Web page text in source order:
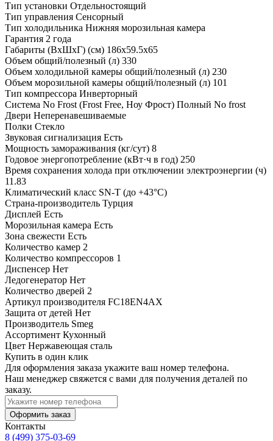
Тип установки Отдельностоящий
Тип управления Сенсорный
Тип холодильника Нижняя морозильная камера
Гарантия 2 года
Габариты (ВхШхГ) (см) 186x59.5x65
Объем общий/полезный (л) 330
Объем холодильной камеры общий/полезный (л) 230
Объем морозильной камеры общий/полезный (л) 101
Тип компрессора Инверторный
Система No Frost (Frost Free, Ноу Фрост) Полный No frost
Двери Неперенавешиваемые
Полки Стекло
Звуковая сигнализация Есть
Мощность замораживания (кг/сут) 8
Годовое энергопотребление (кВт·ч в год) 250
Время сохранения холода при отключении электроэнергии (ч)
11.83
Климатический класс SN-T (до +43°С)
Страна-производитель Турция
Дисплей Есть
Морозильная камера Есть
Зона свежести Есть
Количество камер 2
Количество компрессоров 1
Диспенсер Нет
Ледогенератор Нет
Количество дверей 2
Артикул производителя FC18EN4AX
Защита от детей Нет
Производитель Smeg
Ассортимент Кухонный
Цвет Нержавеющая сталь
Купить в один клик
Для оформления заказа укажите ваш номер телефона.
Наш менеджер свяжется с вами для получения деталей по
заказу.
Оформить заказ
Контакты
8 (499) 375-03-69